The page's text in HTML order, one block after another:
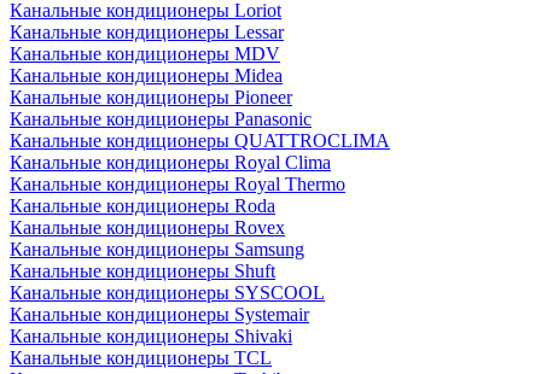
Канальные кондиционеры Loriot
Канальные кондиционеры Lessar
Канальные кондиционеры MDV
Канальные кондиционеры Midea
Канальные кондиционеры Pioneer
Канальные кондиционеры Panasonic
Канальные кондиционеры QUATTROCLIMA
Канальные кондиционеры Royal Clima
Канальные кондиционеры Royal Thermo
Канальные кондиционеры Roda
Канальные кондиционеры Rovex
Канальные кондиционеры Samsung
Канальные кондиционеры Shuft
Канальные кондиционеры SYSCOOL
Канальные кондиционеры Systemair
Канальные кондиционеры Shivaki
Канальные кондиционеры TCL